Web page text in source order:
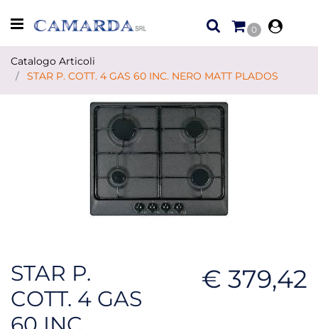
Open menu
0
Catalogo Articoli
STAR P. COTT. 4 GAS 60 INC. NERO MATT PLADOS
STAR P.
COTT. 4 GAS
€ 379,42